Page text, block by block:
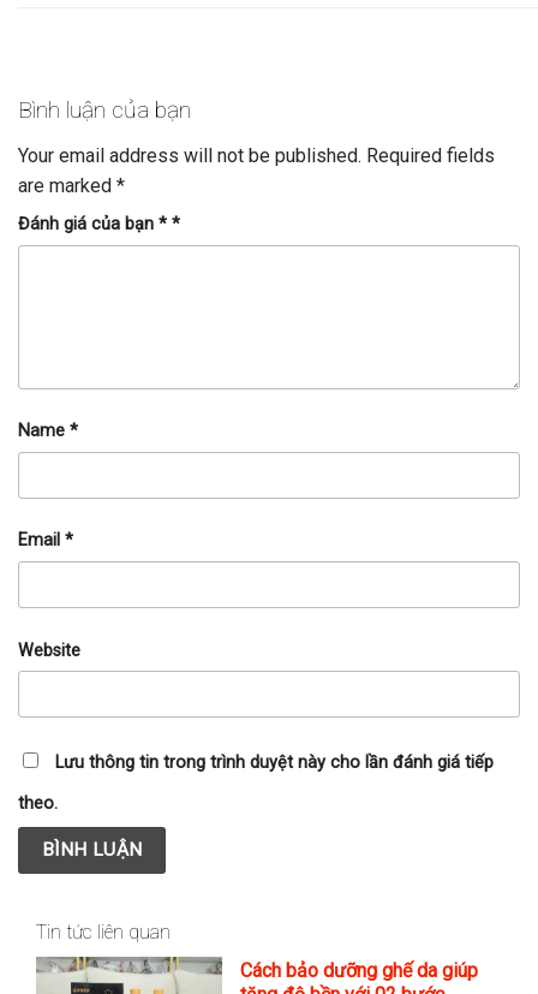
Bình luận của bạn
Your email address will not be published. Required fields
are marked *
Đánh giá của bạn * *
Name *
Email *
Website
Lưu thông tin trong trình duyệt này cho lần đánh giá tiếp
theo.
Tin tức liên quan
Cách bảo dưỡng ghế da giúp